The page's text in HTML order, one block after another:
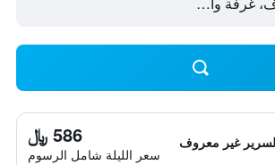
غير معروف 586 ﷼
سعر الليلة شامل الرسوم